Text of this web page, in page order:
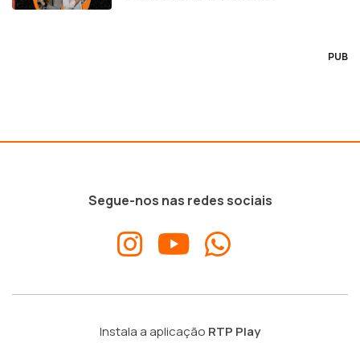
PUB
Segue-nos nas redes sociais
Instala a aplicação RTP Play